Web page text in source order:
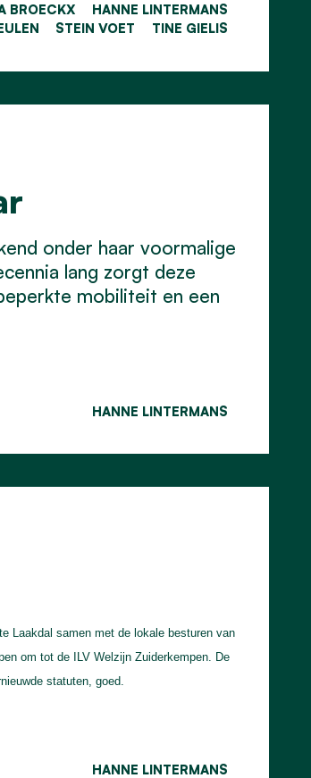
BROECKX
HANNE LINTERMANS
STEIN VOET TINE GIELIS
onder haar voormalige
lang zorgt deze
mobiliteit en een
HANNE LINTERMANS
Laakdal samen met de lokale besturen van
om tot de ILV Welzijn Zuiderkempen. De
statuten, goed.
HANNE LINTERMANS